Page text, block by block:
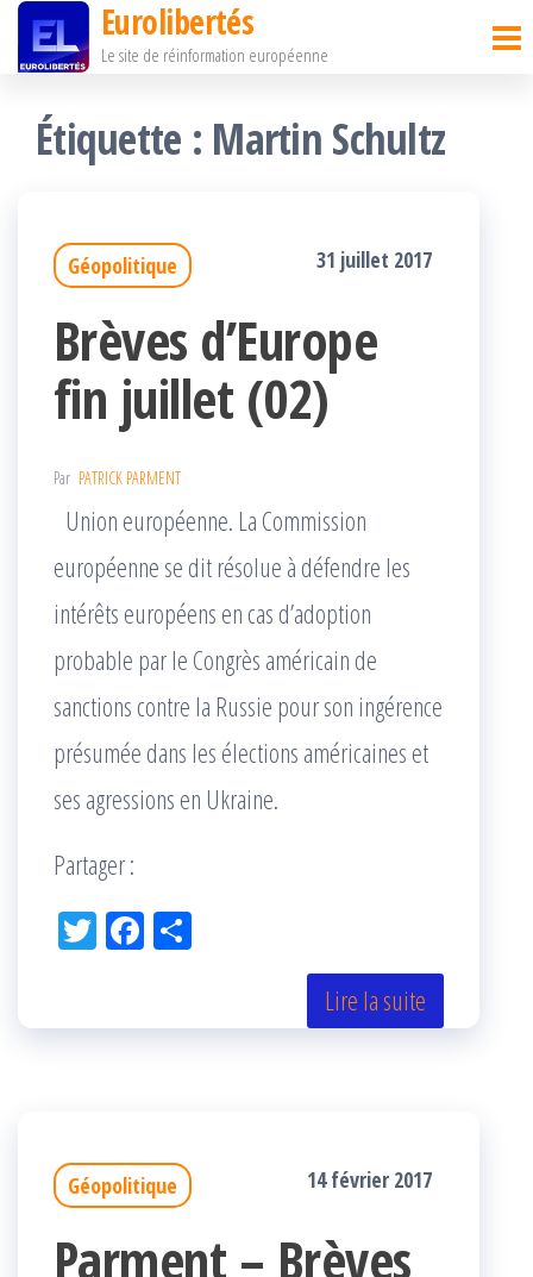
Passer
contenu
Eurolibertés
Le site de réinformation européenne
Étiquette : Martin Schultz
Géopolitique 31 juillet 2017
Brèves d’Europe
fin juillet (02)
Par PATRICK PARMENT
Union européenne. La Commission
européenne se dit résolue à défendre les
intérêts européens en cas d’adoption
probable par le Congrès américain de
sanctions contre la Russie pour son ingérence
présumée dans les élections américaines et
ses agressions en Ukraine.
Partager :
Tw Fac
k r
Lire la suite
Géopolitique 14 février 2017
Parment – Brèves